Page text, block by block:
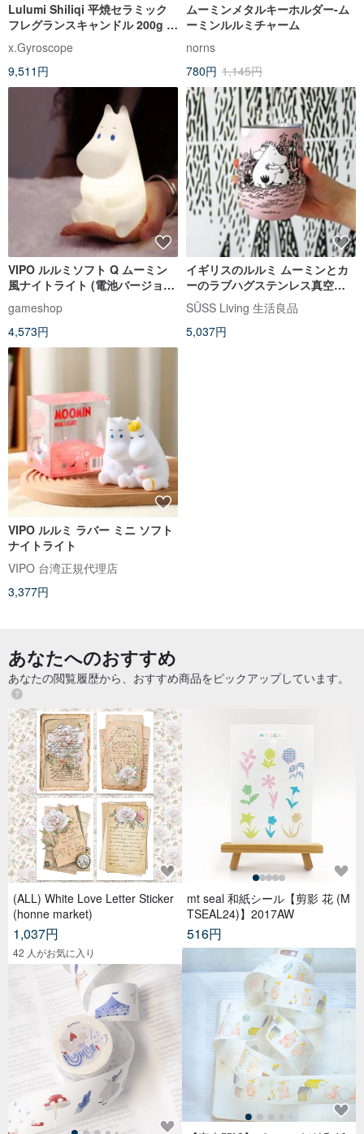
Lulumi Shiliqi 平焼セラミック
フレグランスキャンドル 200g -
フィンランド、ムーミン認定
x.Gyroscope
9,511円
ムーミンメタルキーホルダー-ム
ーミンルルミチャーム
norns
780円 1,145円
VIPO ルルミソフト Q ムーミン
風ナイトライト (電池バージョ
ン)-13CM
gameshop
4,573円
イギリスのルルミ ムーミンとカ
ーのラブハグステンレス真空二
重構造の環境に優しいタンブラ
ー
SÜSS Living 生活良品
5,037円
VIPO ルルミ ラバー ミニ ソフト
ナイトライト
VIPO 台湾正規代理店
3,377円
あなたへのおすすめ
あなたの閲覧履歴から、おすすめ商品をピックアップしています。
(ALL) White Love Letter Sticker
(honne market)
1,037円
42 人がお気に入り
mt seal 和紙シール【剪影 花 (M
TSEAL24)】2017AW
516円